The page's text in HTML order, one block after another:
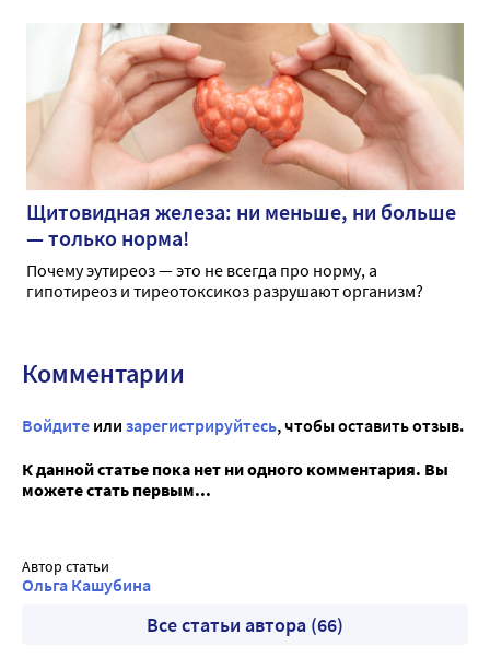
Щитовидная железа: ни меньше, ни больше
— только норма!
Почему эутиреоз — это не всегда про норму, а
гипотиреоз и тиреотоксикоз разрушают организм?
Комментарии
Войдите или зарегистрируйтесь, чтобы оставить отзыв.
К данной статье пока нет ни одного комментария. Вы
можете стать первым...
Автор статьи
Ольга Кашубина
Все статьи автора (66)